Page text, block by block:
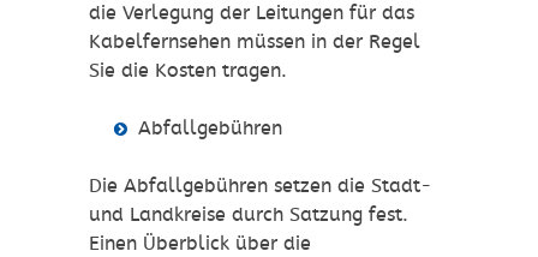
die Verlegung der Leitungen für das
Kabelfernsehen müssen in der Regel
Sie die Kosten tragen.
Abfallgebühren
Die Abfallgebühren setzen die Stadt-
und Landkreise durch Satzung fest.
Einen Überblick über die